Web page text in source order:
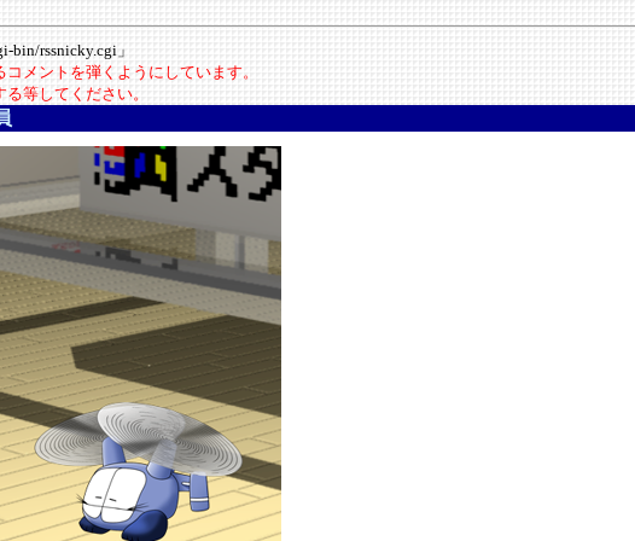
bin/rssnicky.cgi」
メントを弾くようにしています。
等してください。